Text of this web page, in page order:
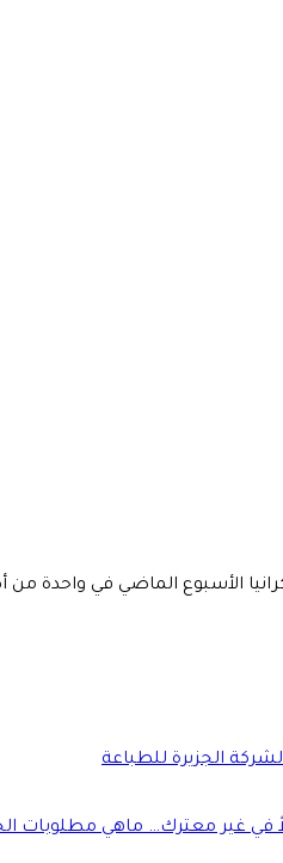
الأسبوع الماضي في واحدة من
الجزيرة للطباعة
غير معترك… ماهي مطلوبات